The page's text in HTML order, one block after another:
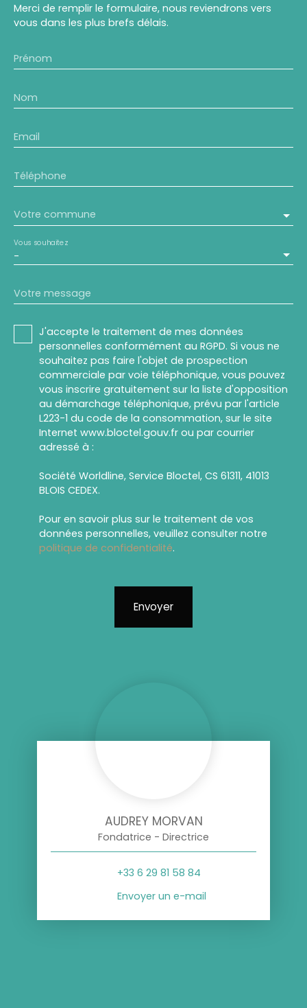
Merci de remplir le formulaire, nous reviendrons vers
vous dans les plus brefs délais.
Prénom
Nom
Email
Téléphone
Votre commune
-
Vous souhaitez
Votre message
J'accepte le traitement de mes données
personnelles conformément au RGPD. Si vous ne
souhaitez pas faire l'objet de prospection
commerciale par voie téléphonique, vous pouvez
vous inscrire gratuitement sur la liste d'opposition
au démarchage téléphonique, prévu par l'article
L223-1 du code de la consommation, sur le site
Internet www.bloctel.gouv.fr ou par courrier
adressé à :
Société Worldline, Service Bloctel, CS 61311, 41013
BLOIS CEDEX.
Pour en savoir plus sur le traitement de vos
données personnelles, veuillez consulter notre
politique de confidentialité.
Envoyer
AUDREY MORVAN
Fondatrice - Directrice
+33 6 29 81 58 84
Envoyer un e-mail